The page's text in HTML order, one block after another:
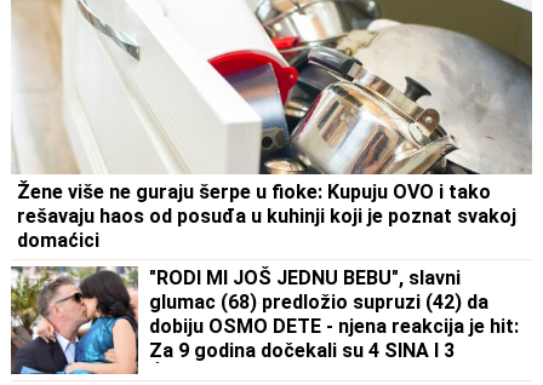
Žene više ne guraju šerpe u fioke: Kupuju OVO i tako
rešavaju haos od posuđa u kuhinji koji je poznat svakoj
domaćici
"RODI MI JOŠ JEDNU BEBU", slavni
glumac (68) predložio supruzi (42) da
dobiju OSMO DETE - njena reakcija je hit:
Za 9 godina dočekali su 4 SINA I 3